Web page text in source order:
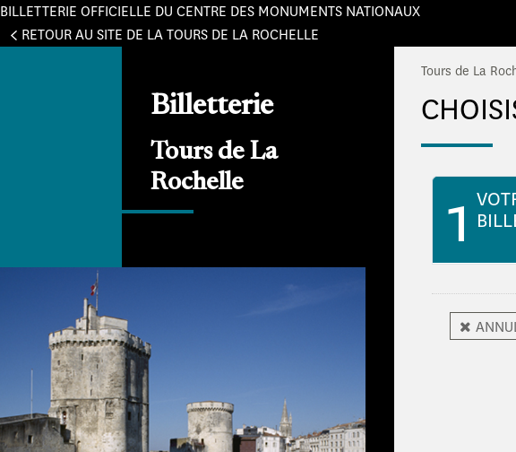
BILLETTERIE OFFICIELLE DU CENTRE DES MONUMENTS NATIONAUX
RETOUR AU SITE DE LA TOURS DE LA ROCHELLE
Billetterie
Tours de La
Rochelle
Tours de La
1
Panneau de gestion des cookies